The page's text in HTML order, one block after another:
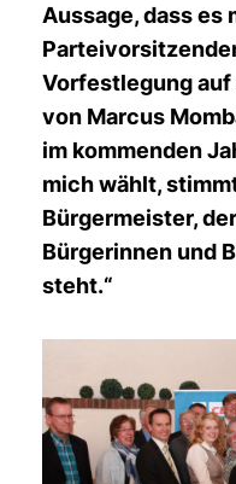
Aussage, dass es
Vorfestlegung
von Marcus
im kommenden
mich wählt,
Bürgermeister,
Bürgerinnen und
steht.“